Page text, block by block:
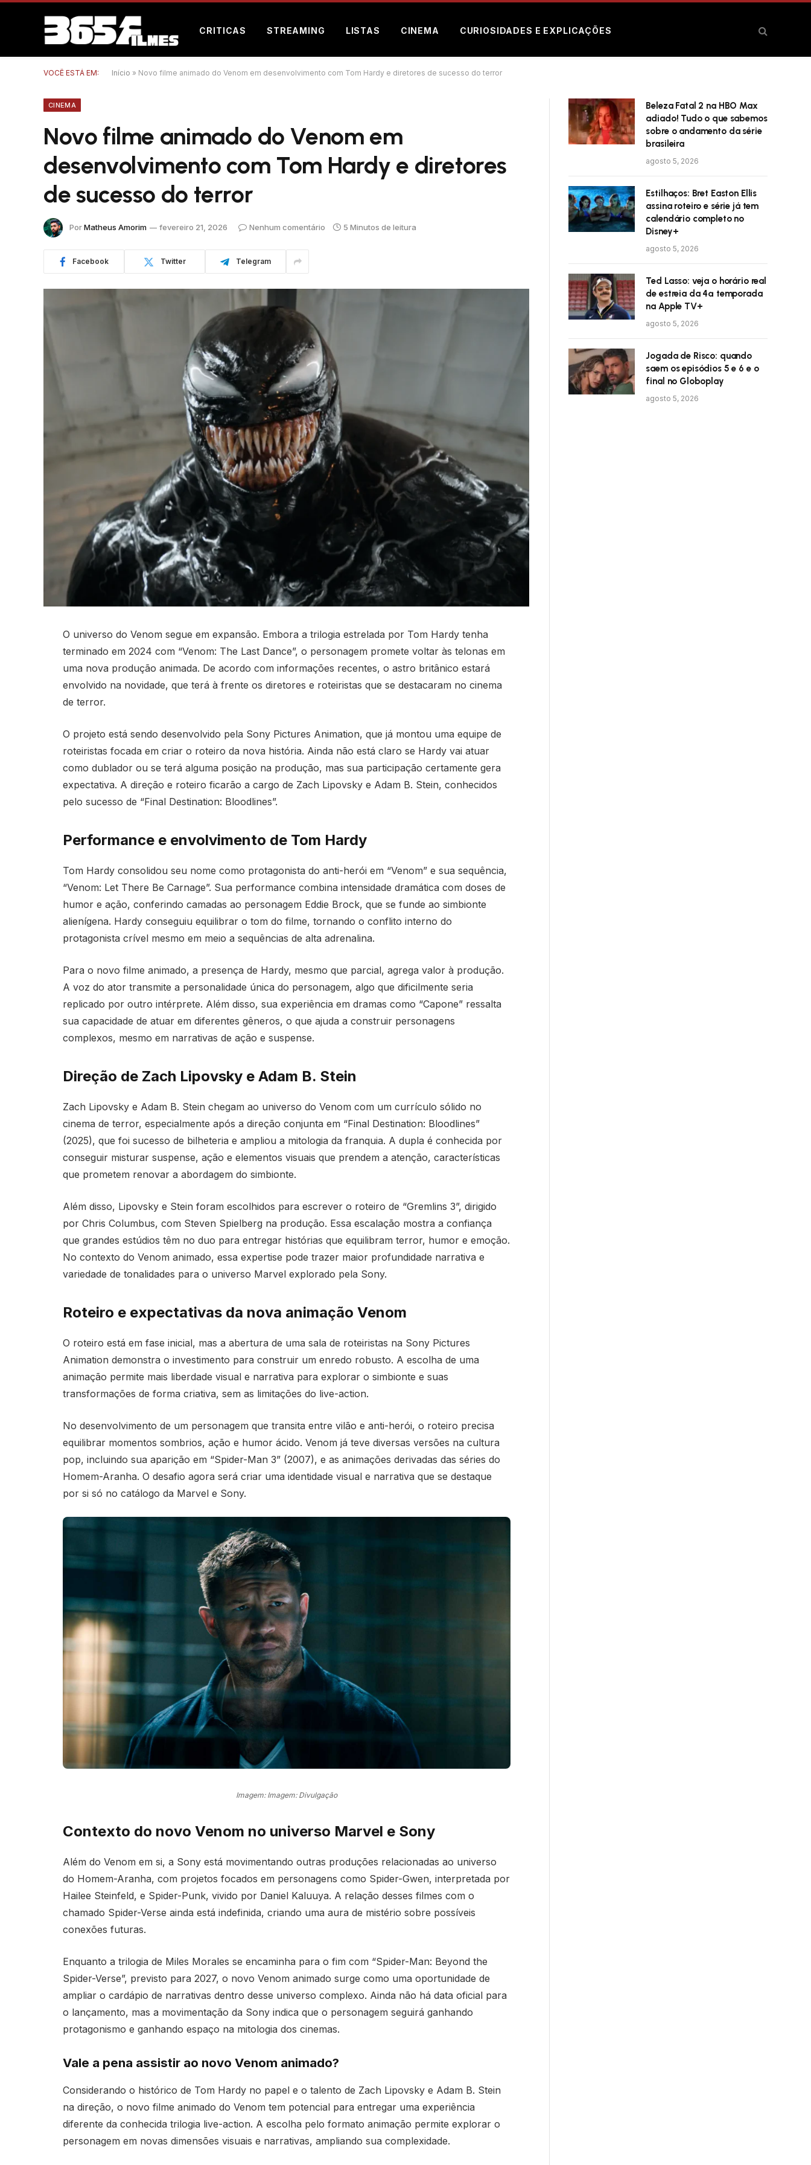
CRITICAS STREAMING LISTAS CINEMA CURIOSIDADES E EXPLICAÇÕES
VOCÊ ESTÁ EM: Início » Novo filme animado do Venom em desenvolvimento com Tom Hardy e diretores de sucesso do terror
CINEMA
Novo filme animado do Venom em
desenvolvimento com Tom Hardy e diretores
de sucesso do terror
PorMatheus Amorim fevereiro 21, 2026 Nenhum comentário 5 Minutos de leitura
Facebook Twitter Telegram
O universo do Venom segue em expansão. Embora a trilogia estrelada por Tom Hardy tenha
terminado em 2024 com “Venom: The Last Dance”, o personagem promete voltar às telonas em
uma nova produção animada. De acordo com informações recentes, o astro britânico estará
envolvido na novidade, que terá à frente os diretores e roteiristas que se destacaram no cinema
de terror.
O projeto está sendo desenvolvido pela Sony Pictures Animation, que já montou uma equipe de
roteiristas focada em criar o roteiro da nova história. Ainda não está claro se Hardy vai atuar
como dublador ou se terá alguma posição na produção, mas sua participação certamente gera
expectativa. A direção e roteiro ficarão a cargo de Zach Lipovsky e Adam B. Stein, conhecidos
pelo sucesso de “Final Destination: Bloodlines”.
Performance e envolvimento de Tom Hardy
Tom Hardy consolidou seu nome como protagonista do anti-herói em “Venom” e sua sequência,
“Venom: Let There Be Carnage”. Sua performance combina intensidade dramática com doses de
humor e ação, conferindo camadas ao personagem Eddie Brock, que se funde ao simbionte
alienígena. Hardy conseguiu equilibrar o tom do filme, tornando o conflito interno do
protagonista crível mesmo em meio a sequências de alta adrenalina.
Para o novo filme animado, a presença de Hardy, mesmo que parcial, agrega valor à produção.
A voz do ator transmite a personalidade única do personagem, algo que dificilmente seria
replicado por outro intérprete. Além disso, sua experiência em dramas como “Capone” ressalta
sua capacidade de atuar em diferentes gêneros, o que ajuda a construir personagens
complexos, mesmo em narrativas de ação e suspense.
Direção de Zach Lipovsky e Adam B. Stein
Zach Lipovsky e Adam B. Stein chegam ao universo do Venom com um currículo sólido no
cinema de terror, especialmente após a direção conjunta em “Final Destination: Bloodlines”
(2025), que foi sucesso de bilheteria e ampliou a mitologia da franquia. A dupla é conhecida por
conseguir misturar suspense, ação e elementos visuais que prendem a atenção, características
que prometem renovar a abordagem do simbionte.
Além disso, Lipovsky e Stein foram escolhidos para escrever o roteiro de “Gremlins 3”, dirigido
por Chris Columbus, com Steven Spielberg na produção. Essa escalação mostra a confiança
que grandes estúdios têm no duo para entregar histórias que equilibram terror, humor e emoção.
No contexto do Venom animado, essa expertise pode trazer maior profundidade narrativa e
variedade de tonalidades para o universo Marvel explorado pela Sony.
Roteiro e expectativas da nova animação Venom
O roteiro está em fase inicial, mas a abertura de uma sala de roteiristas na Sony Pictures
Animation demonstra o investimento para construir um enredo robusto. A escolha de uma
animação permite mais liberdade visual e narrativa para explorar o simbionte e suas
transformações de forma criativa, sem as limitações do live-action.
No desenvolvimento de um personagem que transita entre vilão e anti-herói, o roteiro precisa
equilibrar momentos sombrios, ação e humor ácido. Venom já teve diversas versões na cultura
pop, incluindo sua aparição em “Spider-Man 3” (2007), e as animações derivadas das séries do
Homem-Aranha. O desafio agora será criar uma identidade visual e narrativa que se destaque
por si só no catálogo da Marvel e Sony.
Imagem: Imagem: Divulgação
Contexto do novo Venom no universo Marvel e Sony
Além do Venom em si, a Sony está movimentando outras produções relacionadas ao universo
do Homem-Aranha, com projetos focados em personagens como Spider-Gwen, interpretada por
Hailee Steinfeld, e Spider-Punk, vivido por Daniel Kaluuya. A relação desses filmes com o
chamado Spider-Verse ainda está indefinida, criando uma aura de mistério sobre possíveis
conexões futuras.
Enquanto a trilogia de Miles Morales se encaminha para o fim com “Spider-Man: Beyond the
Spider-Verse”, previsto para 2027, o novo Venom animado surge como uma oportunidade de
ampliar o cardápio de narrativas dentro desse universo complexo. Ainda não há data oficial para
o lançamento, mas a movimentação da Sony indica que o personagem seguirá ganhando
protagonismo e ganhando espaço na mitologia dos cinemas.
Vale a pena assistir ao novo Venom animado?
Considerando o histórico de Tom Hardy no papel e o talento de Zach Lipovsky e Adam B. Stein
na direção, o novo filme animado do Venom tem potencial para entregar uma experiência
diferente da conhecida trilogia live-action. A escolha pelo formato animação permite explorar o
personagem em novas dimensões visuais e narrativas, ampliando sua complexidade.
Beleza Fatal 2 na HBO Max
adiado! Tudo o que sabemos
sobre o andamento da série
brasileira
agosto 5, 2026
Estilhaços: Bret Easton Ellis
assina roteiro e série já tem
calendário completo no
Disney+
agosto 5, 2026
Ted Lasso: veja o horário real
de estreia da 4ª temporada
na Apple TV+
agosto 5, 2026
Jogada de Risco: quando
saem os episódios 5 e 6 e o
final no Globoplay
agosto 5, 2026